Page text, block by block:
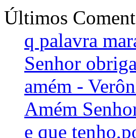
Últimos
q palavra
Senhor
amém -
Amém
e que